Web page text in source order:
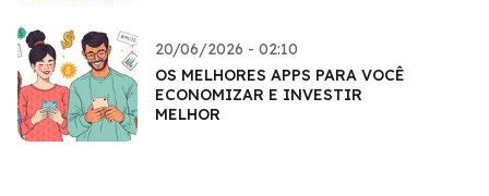
20/06/2026 - 02:10
OS MELHORES APPS PARA VOCÊ
ECONOMIZAR E INVESTIR
MELHOR